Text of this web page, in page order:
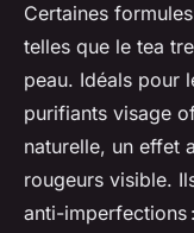
Certaines
telles que le tea
peau. Idéals pour
purifiants visage
naturelle, un effet
rougeurs visible.
anti-imperfections